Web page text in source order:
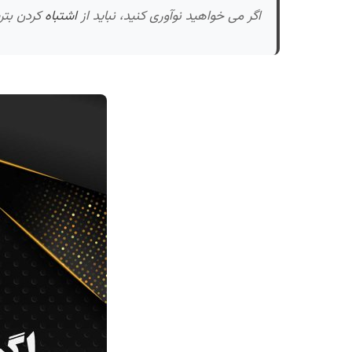
اگر می خواهید نوآوری کنید، نباید ازاشتباهکردن